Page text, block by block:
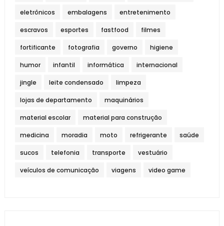
eletrônicos embalagens entretenimento
escravos esportes fastfood filmes
fortificante fotografia governo higiene
humor infantil informática internacional
jingle leite condensado limpeza
lojas de departamento maquinários
material escolar material para construção
medicina moradia moto refrigerante saúde
sucos telefonia transporte vestuário
veículos de comunicação viagens video game